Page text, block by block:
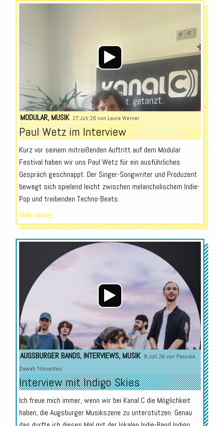
Audio-
Player
MODULAR, MUSIK 27.Juli 26 von Laura Werner
Paul Wetz im Interview
Kurz vor seinem mitreißenden Auftritt auf dem Modular
Festival haben wir uns Paul Wetz für ein ausführliches
Gespräch geschnappt. Der Singer-Songwriter und Produzent
bewegt sich spielend leicht zwischen melancholischem Indie-
Pop und treibenden Techno-Beats.
Mehr lesen...
Audio-
Player
AUGSBURGER BANDS, INTERVIEWS, MUSIK 8.Juli 26 von Pascale
Dawah Tchuenteu
Interview mit Indigo Skies
Ich freue mich immer, wenn wir bei Kanal C die Möglichkeit
haben, die Augsburger Musikszene zu unterstützen. Genau